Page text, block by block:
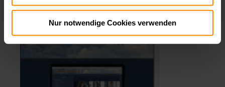
Nur notwendige Cookies verwenden